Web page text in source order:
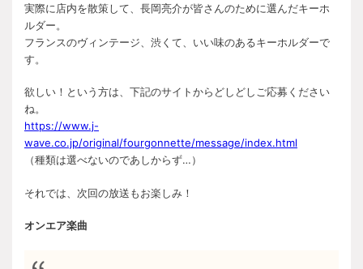
実際に店内を散策して、長岡亮介が皆さんのために選んだキーホ
ルダー。
フランスのヴィンテージ、渋くて、いい味のあるキーホルダーで
す。
欲しい！という方は、下記のサイトからどしどしご応募ください
ね。
https://www.j-
wave.co.jp/original/fourgonnette/message/index.html
（種類は選べないのであしからず…）
それでは、次回の放送もお楽しみ！
オンエア楽曲